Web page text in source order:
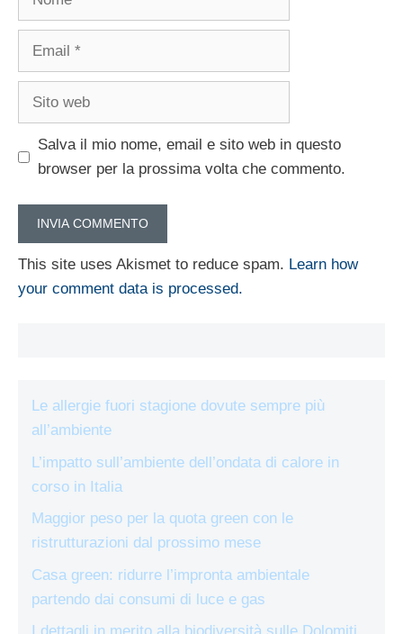
Email
Sito
Salva il mio nome, email e sito web in questo
browser per la prossima volta che commento.
This site uses Akismet to reduce spam. Learn how
your comment data is processed.
Le allergie fuori stagione dovute sempre più
all’ambiente
L’impatto sull’ambiente dell’ondata di calore in
corso in Italia
Maggior peso per la quota green con le
ristrutturazioni dal prossimo mese
Casa green: ridurre l’impronta ambientale
partendo dai consumi di luce e gas